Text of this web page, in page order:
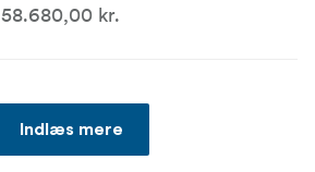
58.680,00 kr.
Indlæs mere